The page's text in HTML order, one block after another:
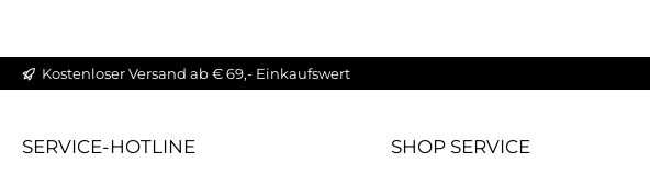
Kostenloser Versand ab € 69,- Einkaufswert
SERVICE-HOTLINE SHOP SERVICE